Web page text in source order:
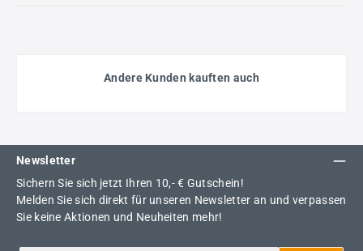
Andere Kunden kauften auch
Newsletter
Sichern Sie sich jetzt Ihren 10,- € Gutschein!
Melden Sie sich direkt für unseren Newsletter an und verpassen
Sie keine Aktionen und Neuheiten mehr!